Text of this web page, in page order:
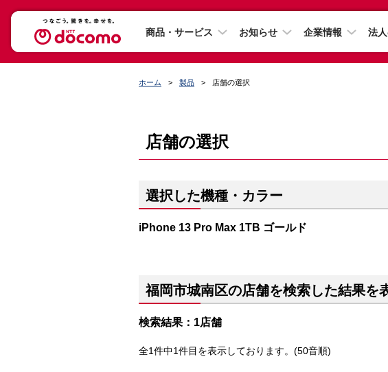
商品・サービス お知らせ 企業情報 法
ホーム 製品 店舗の選択
店舗の選択
選択した機種・カラー
iPhone 13 Pro Max 1TB ゴールド
福岡市城南区の店舗を検索した結果を
検索結果：1店舗
全1件中1件目を表示しております。(50音順)